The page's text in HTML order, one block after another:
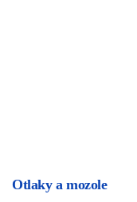
Otlaky a mozole